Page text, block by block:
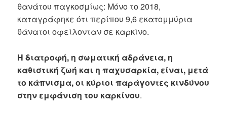
θανάτου παγκοσμίως: Μόνο το 2018,
καταγράφηκε ότι περίπου 9,6 εκατομμύρια
θάνατοι οφείλονταν σε καρκίνο.
Η διατροφή, η σωματική αδράνεια, η
καθιστική ζωή και η παχυσαρκία, είναι, μετά
το κάπνισμα, οι κύριοι παράγοντες κινδύνου
στην εμφάνιση του καρκίνου.